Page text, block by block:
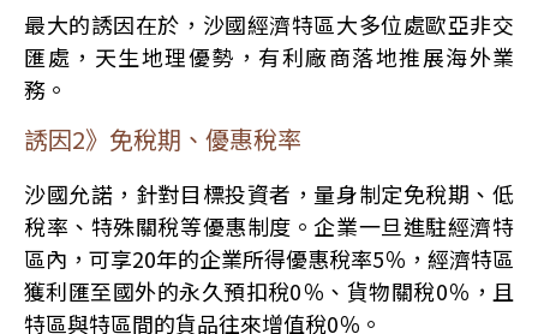
最大的誘因在於，沙國經濟特區大多位處歐亞非交
匯處，天生地理優勢，有利廠商落地推展海外業
務。
誘因2》免稅期、優惠稅率
沙國允諾，針對目標投資者，量身制定免稅期、低
稅率、特殊關稅等優惠制度。企業一旦進駐經濟特
區內，可享20年的企業所得優惠稅率5％，經濟特區
獲利匯至國外的永久預扣稅0％、貨物關稅0％，且
特區與特區間的貨品往來增值稅0％。